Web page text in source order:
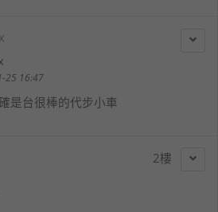
25 16:47
是台很棒的代步小車
2